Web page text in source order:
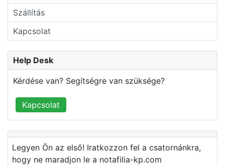
Szállítás
Kapcsolat
Help Desk
Kérdése van? Segítségre van szüksége?
Kapcsolat
Legyen Ön az első! Iratkozzon fel a csatornánkra,
hogy ne maradjon le a notafilia-kp.com